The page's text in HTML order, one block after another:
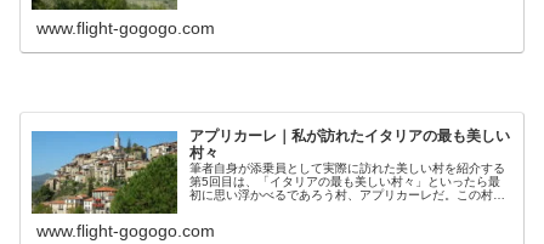
www.flight-gogogo.com
アプリカーレ｜私が訪れたイタリアの最も美しい
村々
筆者自身が添乗員として実際に訪れた美しい村を紹介する
第5回目は、「イタリアの最も美しい村々」といったら最
初に思い浮かべるであろう村、アプリカーレだ。この村は
るためにも訪れる価値はありそうだ。
www.flight-gogogo.com